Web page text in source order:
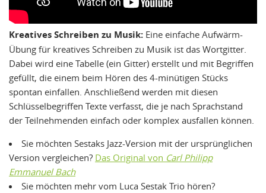
Kreatives Schreiben zu Musik: Eine einfache Aufwärm-
Übung für kreatives Schreiben zu Musik ist das Wortgitter.
Dabei wird eine Tabelle (ein Gitter) erstellt und mit Begriffen
gefüllt, die einem beim Hören des 4-minütigen Stücks
spontan einfallen. Anschließend werden mit diesen
Schlüsselbegriffen Texte verfasst, die je nach Sprachstand
der Teilnehmenden einfach oder komplex ausfallen können.
Sie möchten Sestaks Jazz-Version mit der ursprünglichen
Version vergleichen? Das Original von Carl Philipp
Emmanuel Bach
Sie möchten mehr vom Luca Sestak Trio hören?